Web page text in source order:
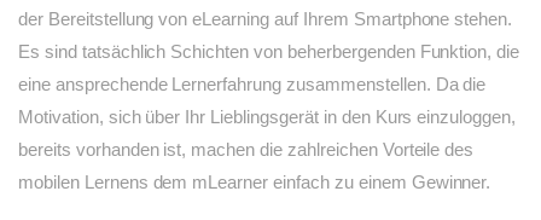
der Bereitstellung von eLearning auf Ihrem Smartphone stehen.
Es sind tatsächlich Schichten von beherbergenden Funktion, die
eine ansprechende Lernerfahrung zusammenstellen. Da die
Motivation, sich über Ihr Lieblingsgerät in den Kurs einzuloggen,
bereits vorhanden ist, machen die zahlreichen Vorteile des
mobilen Lernens dem mLearner einfach zu einem Gewinner.